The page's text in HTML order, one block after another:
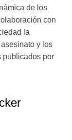
de los
con
la
y los
publicados por